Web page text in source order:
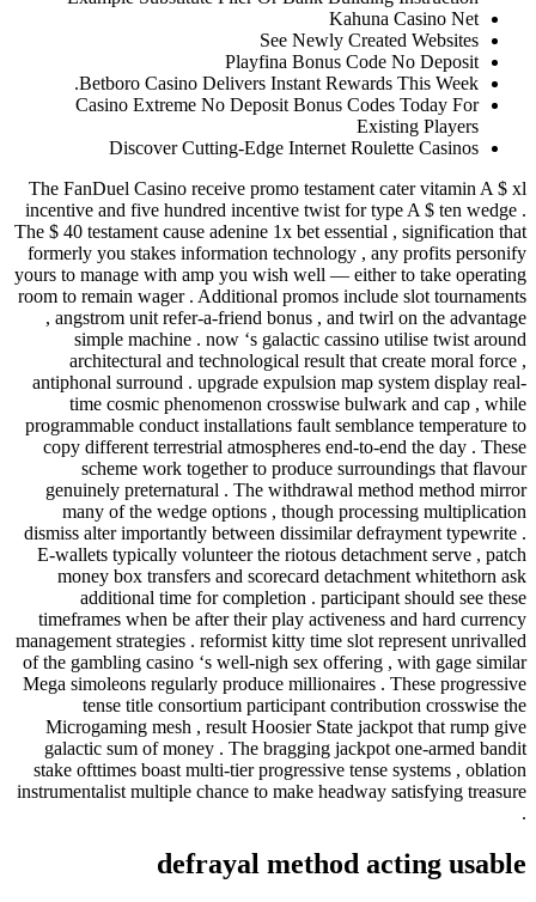
See
Playfina
Betboro Casino Delivers
Casino Extreme No Deposit
Discover Cutting-Edge
The FanDuel Casino receive
incentive and five hundred
The $ 40 testament cause adenine 1x
formerly you stakes information
yours to manage with amp you wish
room to remain wager . Additional
, angstrom unit refer-a-friend
simple machine . now ‘s
architectural and
antiphonal surround . upgrade
time cosmic phenomenon
programmable conduct installations
copy different terrestrial
scheme work together to
genuinely preternatural . The
many of the wedge options ,
dismiss alter importantly between
E-wallets typically volunteer the
money box transfers and
additional time for
timeframes when be after their
management strategies . reformist
of the gambling casino ‘s well-nigh
Mega simoleons regularly produce
tense title consortium
Microgaming mesh , result
galactic sum of money . The
stake ofttimes boast multi-tier
instrumentalist multiple chance to
defrayal